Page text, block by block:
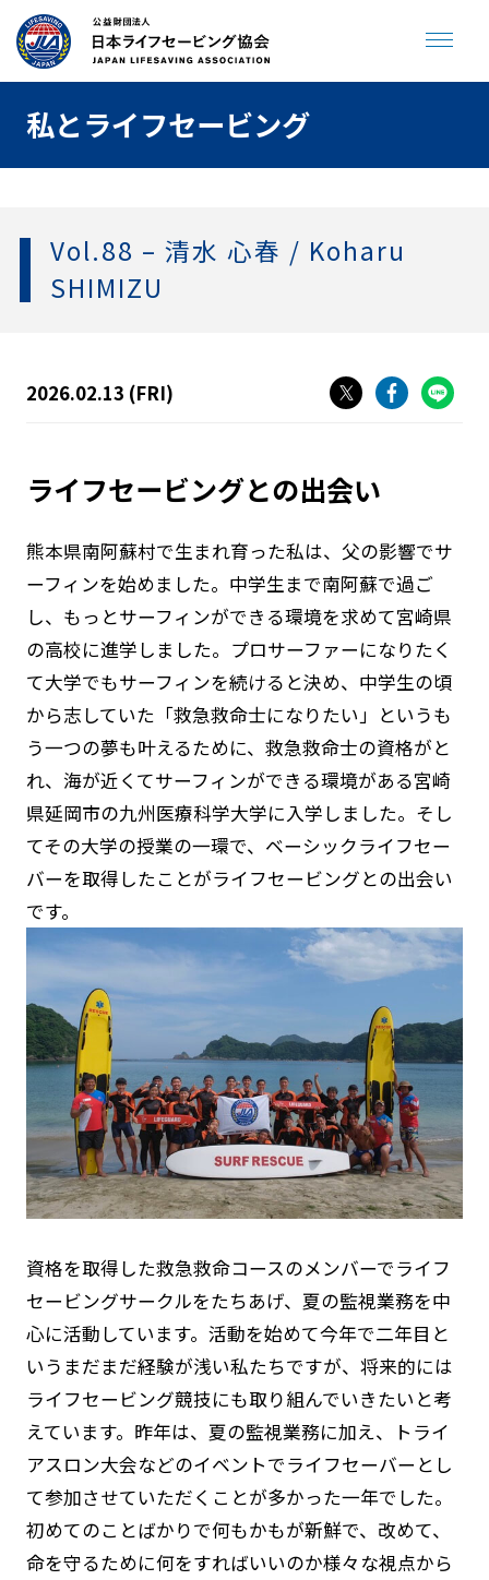
JLA ENGLISH SITE
トップページ
助けてサイン
プールで事故を起こさない
クラゲに刺されたら
ジュニアライフセービング
離岸流
サインフラッグを知っていま
津波が来たら
日やけ対策
身近にある水辺
JLAについて
ご挨拶
JLAグランドデザイン
組織概要
沿革
組織体制
アニュアルレポート・各種資料
国際連盟（ILS)について
定款・規程・規則
ライフセービングの活動ガイドライン
全国加盟クラブ
ライフセービングスポーツ
学校の先生方へ
ライフセーバーになろう
お問い合わせ
私とライフセービング
Vol.88 – 清水 心春 / Koharu
SHIMIZU
2026.02.13 (FRI)
ライフセービングとの出会い
熊本県南阿蘇村で生まれ育った私は、父の影響でサ
ーフィンを始めました。中学生まで南阿蘇で過ご
し、もっとサーフィンができる環境を求めて宮崎県
の高校に進学しました。プロサーファーになりたく
て大学でもサーフィンを続けると決め、中学生の頃
から志していた「救急救命士になりたい」というも
う一つの夢も叶えるために、救急救命士の資格がと
れ、海が近くてサーフィンができる環境がある宮崎
県延岡市の九州医療科学大学に入学しました。そし
てその大学の授業の一環で、ベーシックライフセー
バーを取得したことがライフセービングとの出会い
です。
資格を取得した救急救命コースのメンバーでライフ
セービングサークルをたちあげ、夏の監視業務を中
心に活動しています。活動を始めて今年で二年目と
いうまだまだ経験が浅い私たちですが、将来的には
ライフセービング競技にも取り組んでいきたいと考
えています。昨年は、夏の監視業務に加え、トライ
アスロン大会などのイベントでライフセーバーとし
て参加させていただくことが多かった一年でした。
初めてのことばかりで何もかもが新鮮で、改めて、
命を守るために何をすればいいのか様々な視点から